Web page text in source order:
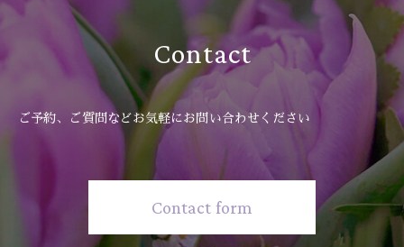
Contact
ご予約、ご質問などお気軽にお問い合わせください
Contact form